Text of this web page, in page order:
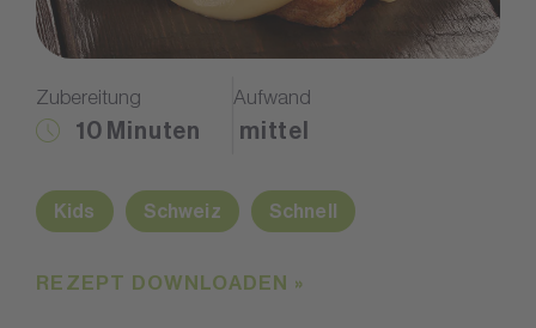
Zubereitung
10 Minuten
Aufwand
mittel
Kids Schweiz Schnell
REZEPT DOWNLOADEN »